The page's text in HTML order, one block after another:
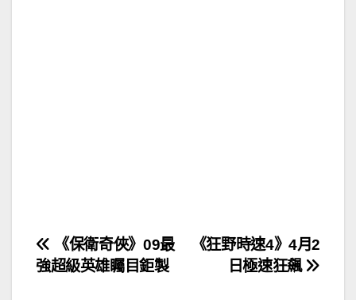
文
章
《狂野時速4》4月2
日極速狂飆
《保衛奇俠》09最
強超級英雄矚目鉅製